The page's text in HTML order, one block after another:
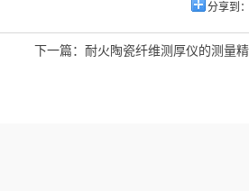
分享到：
下一篇： 耐火陶瓷纤维测厚仪的测量